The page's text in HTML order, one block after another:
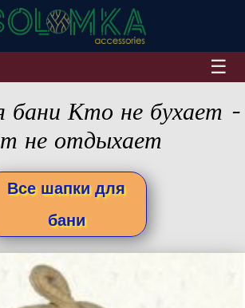
бани Кто не бухает -
не отдыхает
Все шапки для
бани